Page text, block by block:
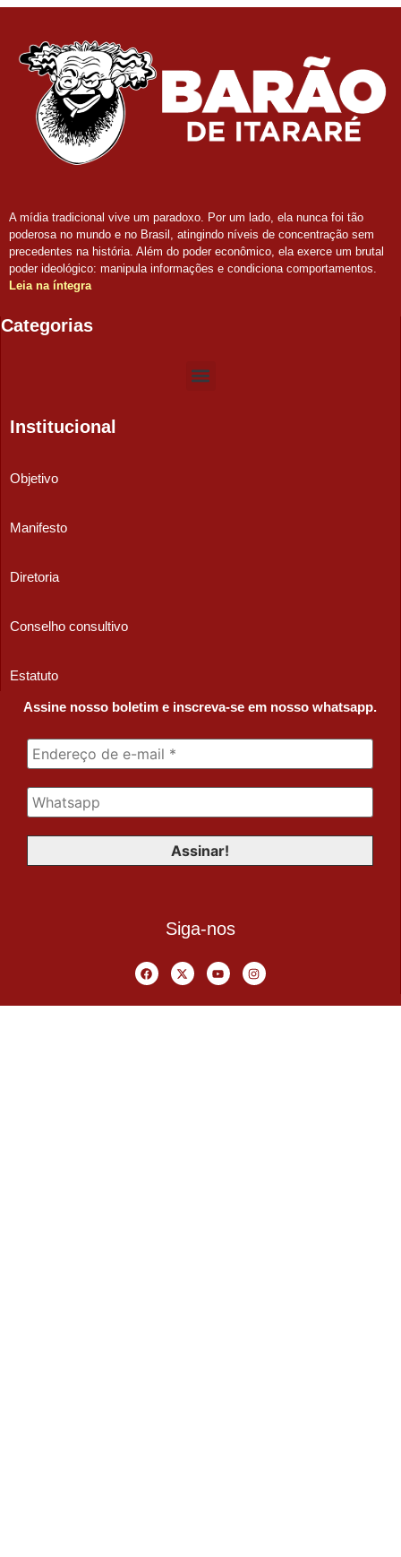
A mídia tradicional vive um paradoxo. Por um lado, ela nunca foi tão
poderosa no mundo e no Brasil, atingindo níveis de concentração sem
precedentes na história. Além do poder econômico, ela exerce um brutal
poder ideológico: manipula informações e condiciona comportamentos.
Leia na íntegra
Categorias
Institucional
Objetivo
Manifesto
Diretoria
Conselho consultivo
Estatuto
Assine nosso boletim e inscreva-se em nosso whatsapp.
Siga-nos